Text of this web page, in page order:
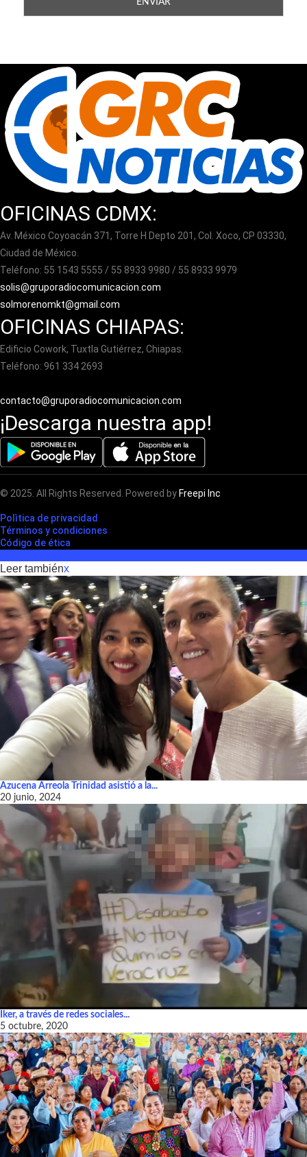
OFICINAS CDMX:
Av. México Coyoacán 371, Torre H Depto 201, Col. Xoco, CP 03330,
Ciudad de México.
Teléfono: 55 1543 5555 / 55 8933 9980 / 55 8933 9979
solis@gruporadiocomunicacion.com
solmorenomkt@gmail.com
OFICINAS CHIAPAS:
Edificio Cowork, Tuxtla Gutiérrez, Chiapas.
Teléfono: 961 334 2693
contacto@gruporadiocomunicacion.com
¡Descarga nuestra app!
© 2025. All Rights Reserved. Powered by Freepi Inc
Polìtica de privacidad
Términos y condiciones
Código de ética
Leer tambiénx
Azucena Arreola Trinidad asistió a la...
20 junio, 2024
Iker, a través de redes sociales...
5 octubre, 2020